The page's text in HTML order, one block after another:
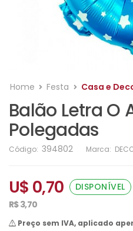
Home Festa Casa e
Balão Letra O
Polegadas
Código: 394802 Marca:
U$ 0,70
DISPONÍVEL
R$ 3,70
Preço sem IVA, aplicado